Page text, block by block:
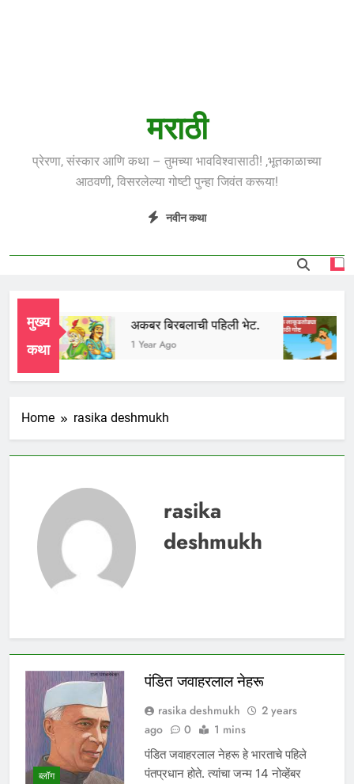
मराठी
प्रेरणा, संस्कार आणि कथा – तुमच्या भावविश्वासाठी! ,भूतकाळाच्या
आठवणी, विसरलेल्या गोष्टी पुन्हा जिवंत करूया!
नवीन कथा
मुख्य
कथा
अकबर बिरबलाची पहिली भेट.
1 Year Ago
Home rasika deshmukh
rasika
deshmukh
ब्लॉग
पंडित जवाहरलाल नेहरू
rasika deshmukh
2 years
ago
0 1 mins
पंडित जवाहरलाल नेहरू हे भारताचे पहिले
पंतप्रधान होते. त्यांचा जन्म 14 नोव्हेंबर